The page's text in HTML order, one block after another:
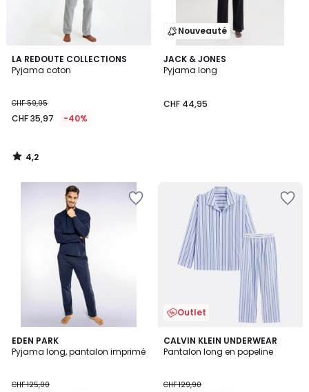
LA REDOUTE COLLECTIONS
Pyjama coton
CHF 59,95
CHF 35,97 -40%
4,2
/ 5
4,2
/
Nouveauté
JACK & JONES
Pyjama long
CHF 44,95
EDEN PARK
Pyjama long, pantalon imprimé
CHF 125,00
2
Couleurs
Outlet
CALVIN KLEIN UNDERWEAR
Pantalon long en popeline
CHF 129,90